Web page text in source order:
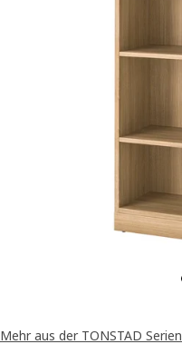
Mehr aus der TONSTAD Serien